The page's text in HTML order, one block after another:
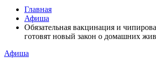
Главная
Афиша
Обязательная вакцинация и
готовят новый закон о домашних
Афиша